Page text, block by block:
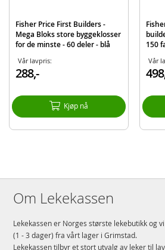
Fisher Price First Builders -
Mega Bloks store byggeklosser
for de minste - 60 deler - blå
Vår lavpris:
288,-
Kjøp nå
150
Vår
Om Lekekassen
Lekekassen er Norges største lekebutikk og
(1 - 3 dager) fra vårt lager i Grimstad.
Lekekassen tilbyr et stort utvalg av leker til